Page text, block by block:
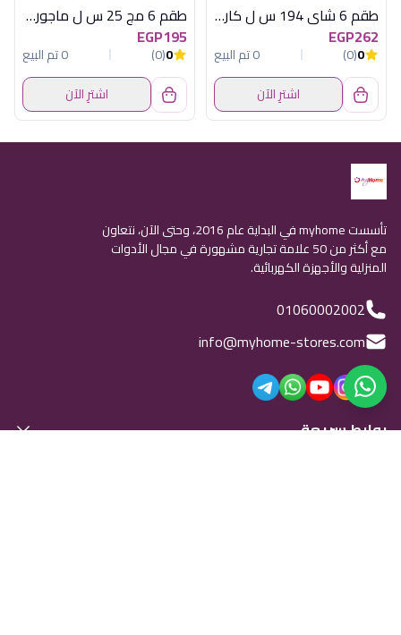
طقم 6 شاى 194 س ل كارى موف باشابتشة
EGP262
0
(0)
0 تم البيع
اشترِ الآن
طقم 6 مج 25 س ل ماجوري لومينارك اماراتي
EGP195
0
(0)
0 تم البيع
اشترِ الآن
تأسست myhome في البداية عام 2016، وحتى الآن، نتعاون
مع أكثر من 50 علامة تجارية مشهورة في مجال الأدوات
المنزلية والأجهزة الكهربائية.
01060002002
info@myhome-stores.com
روابط سريعة